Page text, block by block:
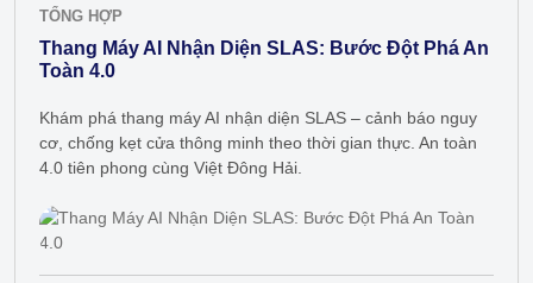
TỔNG HỢP
Thang Máy AI Nhận Diện SLAS: Bước Đột Phá An
Toàn 4.0
Khám phá thang máy AI nhận diện SLAS – cảnh báo nguy
cơ, chống kẹt cửa thông minh theo thời gian thực. An toàn
4.0 tiên phong cùng Việt Đông Hải.